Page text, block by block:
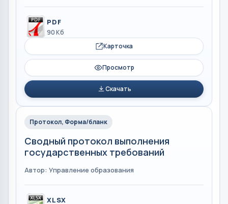
PDF
90 Кб
Карточка
Просмотр
Скачать
Протокол, Форма/бланк
Сводный протокол выполнения
государственных требований
Автор: Управление образования
XLSX